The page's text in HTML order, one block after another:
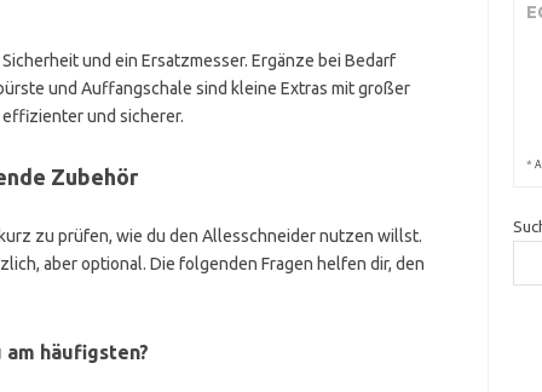
und ein Ersatzmesser. Ergänze bei Bedarf
und Auffangschale sind kleine Extras mit großer
und sicherer.
Zubehör
zu prüfen, wie du den Allesschneider nutzen willst.
aber optional. Die folgenden Fragen helfen dir, den
häufigsten?
*